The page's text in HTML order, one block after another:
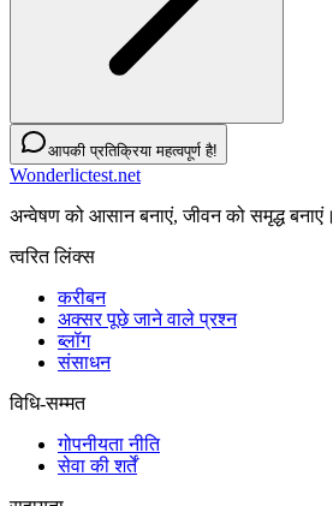
आपकी प्रतिक्रिया महत्वपूर्ण है!
Wonderlictest.net
अन्वेषण को आसान बनाएं, जीवन को समृद्ध बनाएं।
त्वरित लिंक्स
करीबन
अक्सर पूछे जाने वाले प्रश्न
ब्लॉग
संसाधन
विधि-सम्‍मत
गोपनीयता नीति
सेवा की शर्तें